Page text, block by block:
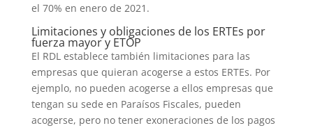
el 70% en enero de 2021.
Limitaciones y obligaciones de los ERTEs por
fuerza mayor y ETOP
El RDL establece también limitaciones para las
empresas que quieran acogerse a estos ERTEs. Por
ejemplo, no pueden acogerse a ellos empresas que
tengan su sede en Paraísos Fiscales, pueden
acogerse, pero no tener exoneraciones de los pagos